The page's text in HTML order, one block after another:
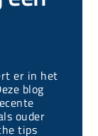
er in het
blog
ouder
tips